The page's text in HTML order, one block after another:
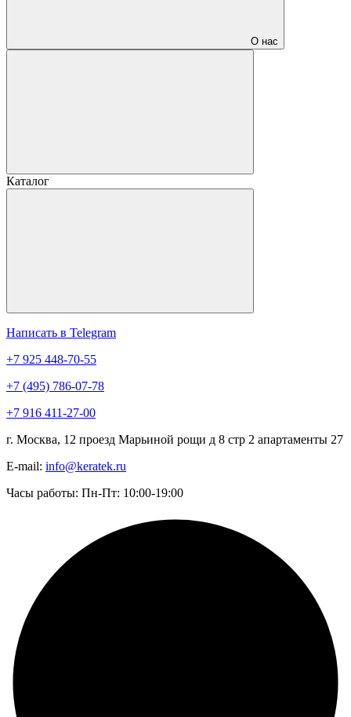
О нас
Каталог
Написать в Telegram
+7 925 448-70-55
+7 (495) 786-07-78
+7 916 411-27-00
г. Москва, 12 проезд Марьиной рощи д 8 стр 2 апартаменты 27
E-mail: info@keratek.ru
Часы работы: Пн-Пт: 10:00-19:00